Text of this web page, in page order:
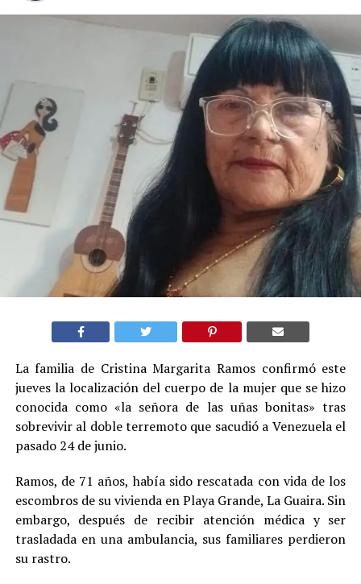
La familia de Cristina Margarita Ramos confirmó este
jueves la localización del cuerpo de la mujer que se hizo
conocida como «la señora de las uñas bonitas» tras
sobrevivir al doble terremoto que sacudió a Venezuela el
pasado 24 de junio.
Ramos, de 71 años, había sido rescatada con vida de los
escombros de su vivienda en Playa Grande, La Guaira. Sin
embargo, después de recibir atención médica y ser
trasladada en una ambulancia, sus familiares perdieron
su rastro.